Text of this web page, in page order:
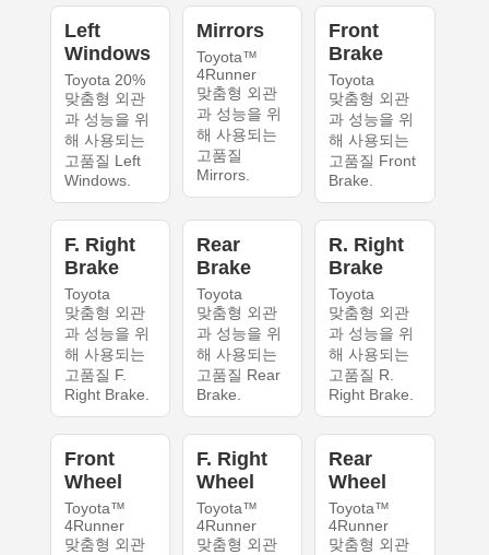
Left
Windows
Toyota 20%
맞춤형 외관
과 성능을 위
해 사용되는
고품질 Left
Windows.
Mirrors
Toyota™
4Runner
맞춤형 외관
과 성능을 위
해 사용되는
고품질
Mirrors.
Front
Brake
Toyota
맞춤형 외관
과 성능을 위
해 사용되는
고품질 Front
Brake.
F. Right
Brake
Toyota
맞춤형 외관
과 성능을 위
해 사용되는
고품질 F.
Right Brake.
Rear
Brake
Toyota
맞춤형 외관
과 성능을 위
해 사용되는
고품질 Rear
Brake.
R. Right
Brake
Toyota
맞춤형 외관
과 성능을 위
해 사용되는
고품질 R.
Right Brake.
Front
Wheel
Toyota™
4Runner
맞춤형 외관
F. Right
Wheel
Toyota™
4Runner
맞춤형 외관
Rear
Wheel
Toyota™
4Runner
맞춤형 외관